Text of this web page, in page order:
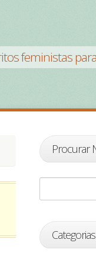
feministas
Procurar
Categorias